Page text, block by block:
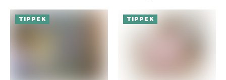
TIPPEK TIPPEK